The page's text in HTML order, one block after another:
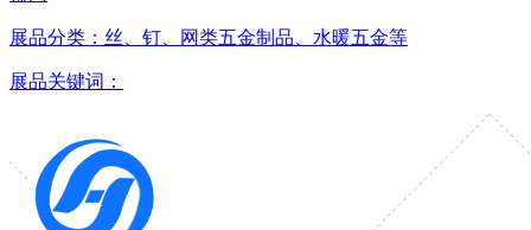
展品分类： 丝、钉、网类五金制品、水暖五金等
展品关键词：